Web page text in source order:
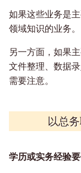
如果这些业务是
领域知识的业务。
另一方面，如果
文件整理、数据
需要注意。
以总
学历或实务经验